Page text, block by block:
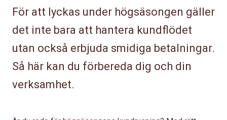
För att lyckas under högsäsongen gäller
det inte bara att hantera kundflödet
utan också erbjuda smidiga betalningar.
Så här kan du förbereda dig och din
verksamhet.